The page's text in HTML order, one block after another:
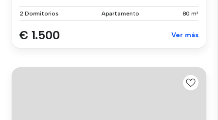
2 Dormitorios Apartamento 80 m²
€ 1.500 Ver más